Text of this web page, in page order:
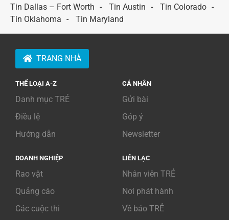
Tin Dallas – Fort Worth
Tin Austin
Tin Colorado
Tin Oklahoma
Tin Maryland
TRANG NHÀ
THỂ LOẠI A-Z
Danh mục TRẺ
Điều lệ
Hướng dẫn
CÁ NHÂN
Gửi bài
Góp ý
Newsletter
DOANH NGHIỆP
Rao vặt
Quảng cáo
Các cuộc thi
LIÊN LẠC
Nhân viên TRẺ
Nơi phát hành
Về báo TRẺ